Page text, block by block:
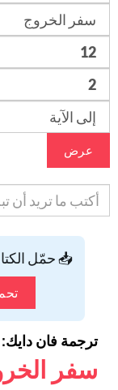
عرض
📥 حمّل
ترجمة فان دايك:
سفر